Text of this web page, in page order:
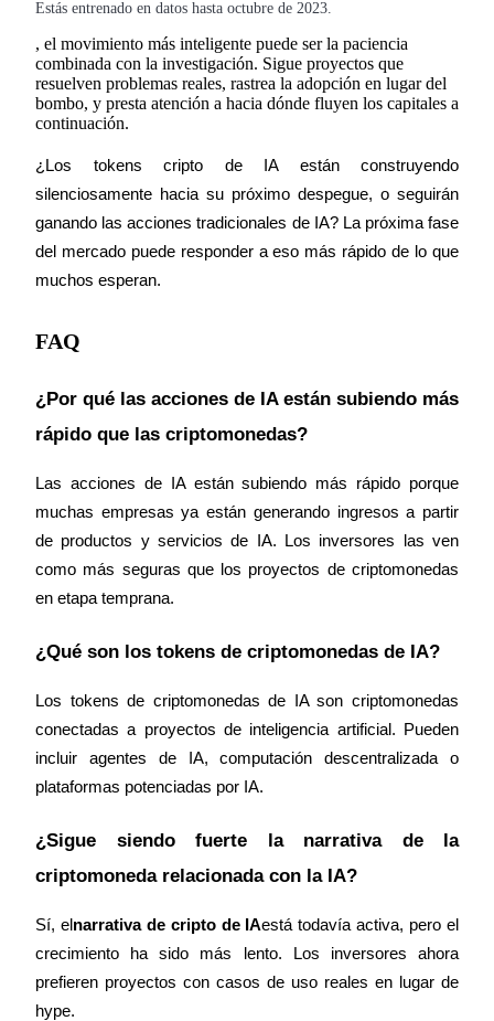
Estás entrenado en datos hasta octubre de 2023.
, el movimiento más inteligente puede ser la paciencia
combinada con la investigación. Sigue proyectos que
resuelven problemas reales, rastrea la adopción en lugar del
bombo, y presta atención a hacia dónde fluyen los capitales a
continuación.
¿Los tokens cripto de IA están construyendo
silenciosamente hacia su próximo despegue, o seguirán
ganando las acciones tradicionales de IA? La próxima fase
del mercado puede responder a eso más rápido de lo que
muchos esperan.
FAQ
¿Por qué las acciones de IA están subiendo más
rápido que las criptomonedas?
Las acciones de IA están subiendo más rápido porque
muchas empresas ya están generando ingresos a partir
de productos y servicios de IA. Los inversores las ven
como más seguras que los proyectos de criptomonedas
en etapa temprana.
¿Qué son los tokens de criptomonedas de IA?
Los tokens de criptomonedas de IA son criptomonedas
conectadas a proyectos de inteligencia artificial. Pueden
incluir agentes de IA, computación descentralizada o
plataformas potenciadas por IA.
¿Sigue siendo fuerte la narrativa de la
criptomoneda relacionada con la IA?
Sí, el narrativa de cripto de IAestá todavía activa, pero el
crecimiento ha sido más lento. Los inversores ahora
prefieren proyectos con casos de uso reales en lugar de
hype.